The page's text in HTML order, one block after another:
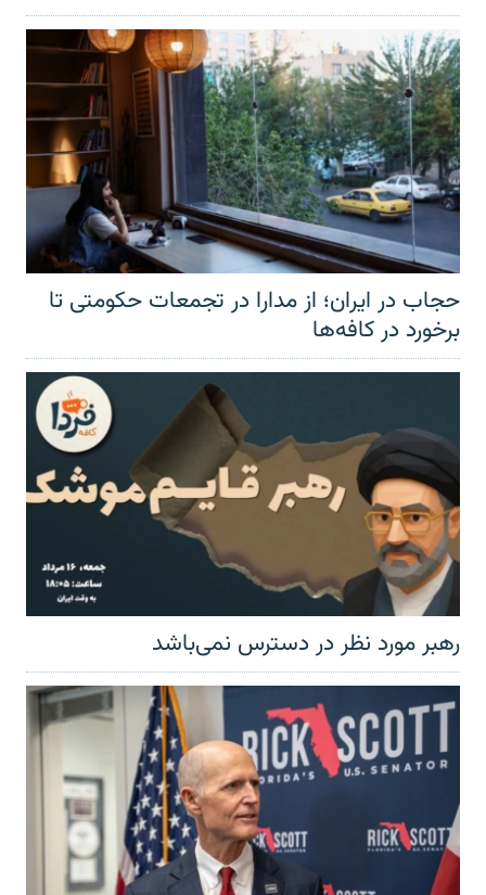
حجاب در ایران؛ از مدارا در تجمعات حکومتی تا
برخورد در کافه‌ها
رهبر مورد نظر در دسترس نمی‌باشد